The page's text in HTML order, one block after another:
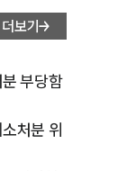
더보기
부당함
처분 위